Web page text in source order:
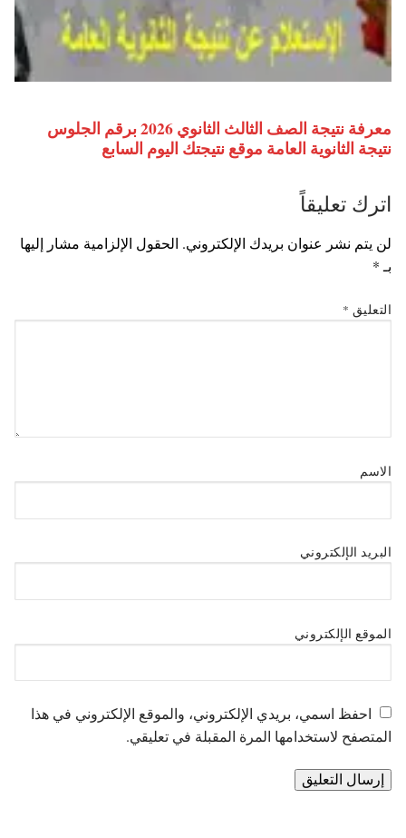
معرفة نتيجة الصف الثالث الثانوي 2026 برقم الجلوس
نتيجة الثانوية العامة موقع نتيجتك اليوم السابع
اترك تعليقاً
لن يتم نشر عنوان بريدك الإلكتروني. الحقول الإلزامية مشار إليها
بـ *
التعليق *
الاسم
البريد الإلكتروني
الموقع الإلكتروني
احفظ اسمي، بريدي الإلكتروني، والموقع الإلكتروني في هذا
المتصفح لاستخدامها المرة المقبلة في تعليقي.